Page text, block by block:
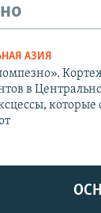
АЗИЯ
в
которые